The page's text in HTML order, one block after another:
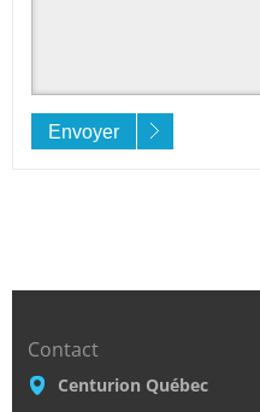
Envoyer
Contact
Centurion Québec